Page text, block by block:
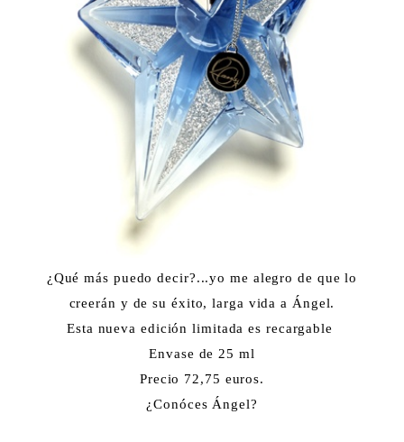
¿Qué más puedo decir?...yo me alegro de que lo
creerán y de su éxito, larga vida a Ángel.
Esta nueva edición limitada es recargable
Envase de 25 ml
Precio 72,75 euros.
¿Conóces Ángel?